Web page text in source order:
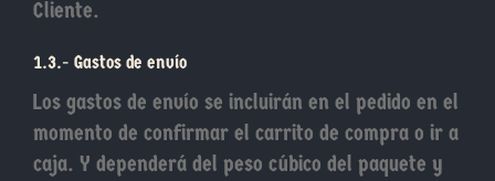
Cliente.
1.3.- Gastos de envío
Los gastos de envío se incluirán en el pedido en el
momento de confirmar el carrito de compra o ir a
caja. Y dependerá del peso cúbico del paquete y